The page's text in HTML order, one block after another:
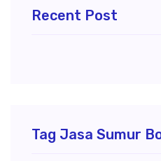
Recent Post
Tag Jasa Sumur